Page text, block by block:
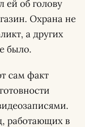
ей об голову
Охрана не
а других
было.
сам факт
работающих в